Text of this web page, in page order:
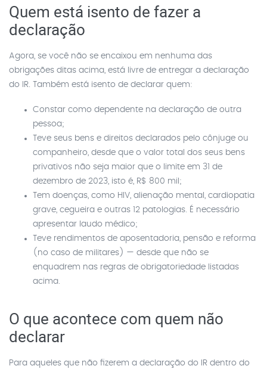
Quem está isento de fazer a
declaração
Agora, se você não se encaixou em nenhuma das
obrigações ditas acima, está livre de entregar a declaração
do IR. Também está isento de declarar quem:
Constar como dependente na declaração de outra
pessoa;
Teve seus bens e direitos declarados pelo cônjuge ou
companheiro, desde que o valor total dos seus bens
privativos não seja maior que o limite em 31 de
dezembro de 2023, isto é, R$ 800 mil;
Tem doenças, como HIV, alienação mental, cardiopatia
grave, cegueira e outras 12 patologias. É necessário
apresentar laudo médico;
Teve rendimentos de aposentadoria, pensão e reforma
(no caso de militares) — desde que não se
enquadrem nas regras de obrigatoriedade listadas
acima.
O que acontece com quem não
declarar
Para aqueles que não fizerem a declaração do IR dentro do